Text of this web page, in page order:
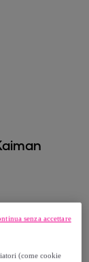
(come cookie
senza accettare